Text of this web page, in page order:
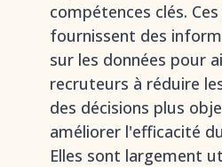
compétences clés.
fournissent des
sur les données pour
recruteurs à réduire
des décisions plus
améliorer l'efficacité
Elles sont largement